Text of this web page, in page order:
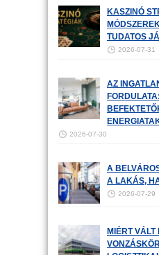
KASZINÓ
TUDATOS
2026-07-31
AZ
2026-07-30
A
A LAKÁS,
2026-07-29
MIÉRT